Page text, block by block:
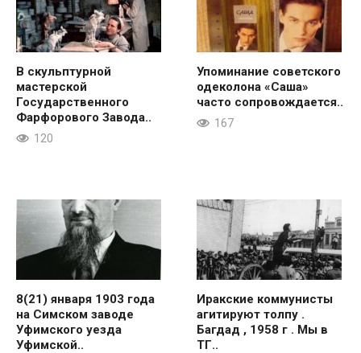
В скульптурной
мастерской
Государственного
Фарфорового Завода..
120
Упоминание советского
одеколона «Саша»
часто сопровождается..
167
8(21) января 1903 года
на Симском заводе
Уфимского уезда
Уфимской..
Иракские коммунисты
агитируют толпу .
Багдад , 1958 г . Мы в
ТГ..